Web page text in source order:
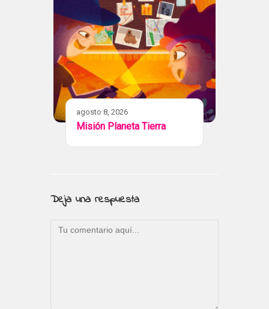
agosto 8, 2026
Misión Planeta Tierra
Deja una respuesta
Comentario